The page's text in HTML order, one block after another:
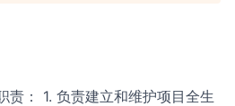
责： 1. 负责建立和维护项目全生